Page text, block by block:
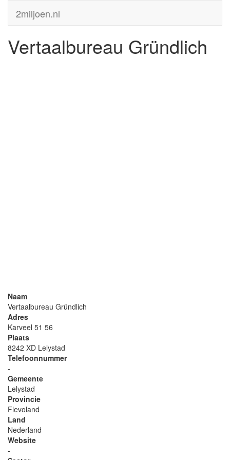
2miljoen.nl
Vertaalbureau Gründlich
Naam
Vertaalbureau Gründlich
Adres
Karveel 51 56
Plaats
8242 XD Lelystad
Telefoonnummer
-
Gemeente
Lelystad
Provincie
Flevoland
Land
Nederland
Website
-